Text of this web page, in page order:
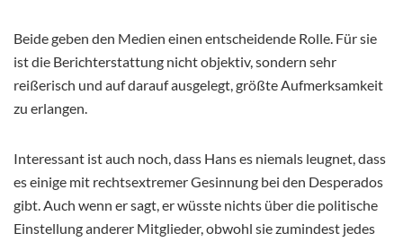
Beide geben den Medien einen entscheidende Rolle. Für sie
ist die Berichterstattung nicht objektiv, sondern sehr
reißerisch und auf darauf ausgelegt, größte Aufmerksamkeit
zu erlangen.
Interessant ist auch noch, dass Hans es niemals leugnet, dass
es einige mit rechtsextremer Gesinnung bei den Desperados
gibt. Auch wenn er sagt, er wüsste nichts über die politische
Einstellung anderer Mitglieder, obwohl sie zumindest jedes